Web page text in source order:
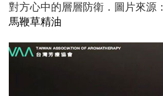
對方心中的層層防衛．圖片來源：
馬鞭草精油